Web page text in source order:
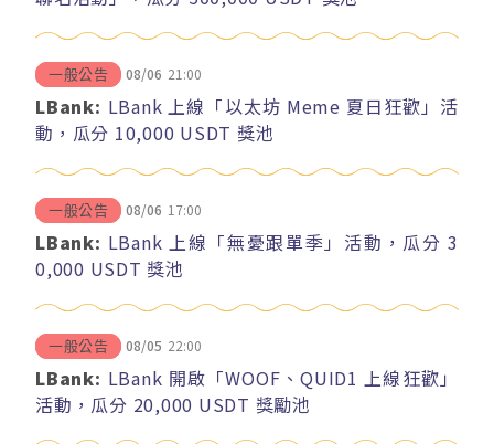
一般公告 08/06 21:00
LBank: LBank 上線「以太坊 Meme 夏日狂歡」活
動，瓜分 10,000 USDT 獎池
一般公告 08/06 17:00
LBank: LBank 上線「無憂跟單季」活動，瓜分 3
0,000 USDT 獎池
一般公告 08/05 22:00
LBank: LBank 開啟「WOOF、QUID1 上線狂歡」
活動，瓜分 20,000 USDT 獎勵池